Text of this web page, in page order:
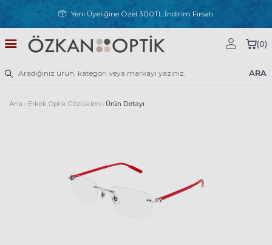
Yeni Üyeliğine Özel 300TL İndirim Fırsatı
ARA
(0)
Ana › Erkek Optik Gözlükleri › Ürün Detayı